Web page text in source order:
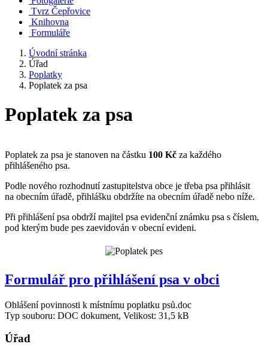
Tvrz Čepřovice
Knihovna
Formuláře
Úvodní stránka
Úřad
Poplatky
Poplatek za psa
Poplatek za psa
Poplatek za psa je stanoven na částku 100 Kč za každého
přihlášeného psa.
Podle nového rozhodnutí zastupitelstva obce je třeba psa přihlásit
na obecním úřadě, přihlášku obdržíte na obecním úřadě nebo níže.
Při přihlášení psa obdrží majitel psa evidenční známku psa s číslem,
pod kterým bude pes zaevidován v obecní evideni.
Formulář pro přihlášení psa v obci
Ohlášení povinnosti k místnímu poplatku psů.doc
Typ souboru: DOC dokument, Velikost: 31,5 kB
Úřad